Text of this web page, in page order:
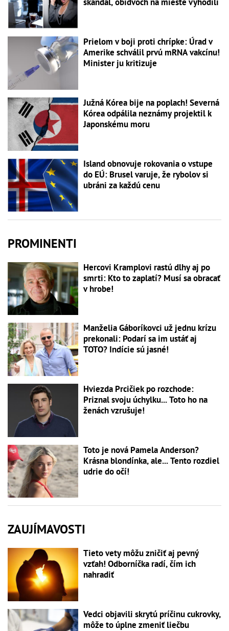
Prielom v boji proti chrípke: Úrad v
Amerike schválil prvú mRNA vakcínu!
Minister ju kritizuje
Južná Kórea bije na poplach! Severná
Kórea odpálila neznámy projektil k
Japonskému moru
Island obnovuje rokovania o vstupe
do EÚ: Brusel varuje, že rybolov si
ubráni za každú cenu
PROMINENTI
Hercovi Kramplovi rastú dlhy aj po
smrti: Kto to zaplatí? Musí sa obracať
v hrobe!
Manželia Gáboríkovci už jednu krízu
prekonali: Podarí sa im ustáť aj
TOTO? Indície sú jasné!
Hviezda Prcičiek po rozchode:
Priznal svoju úchylku... Toto ho na
ženách vzrušuje!
Toto je nová Pamela Anderson?
Krásna blondínka, ale... Tento rozdiel
udrie do očí!
ZAUJÍMAVOSTI
Tieto vety môžu zničiť aj pevný
vzťah! Odborníčka radí, čím ich
nahradiť
Vedci objavili skrytú príčinu cukrovky,
môže to úplne zmeniť liečbu